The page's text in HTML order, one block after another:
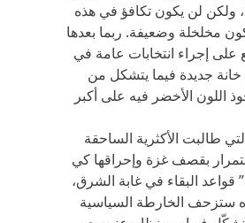
ولكن لن يكون تكافؤ في هذه
مخلخلة وضعيفة. ربما بعدها
على إجراء انتخابات عامة في
جديدة فيما يتشكل من
اللون الأخضر فيه على أكبر
طالبت الأكثرية الساحقة
بقصف غزة وإحراقها كي
قواعد البقاء في غابة الشرق،
ستزحف الخارطة السياسية